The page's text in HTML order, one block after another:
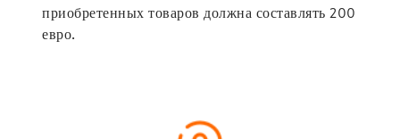
приобретенных товаров должна составлять 200
евро.